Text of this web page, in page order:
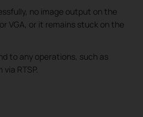
no image output on the
VGA, or it remains stuck on the
to any operations, such as
RTSP.